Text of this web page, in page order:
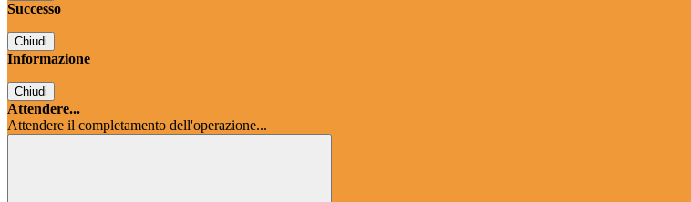
Successo
Chiudi
Informazione
Chiudi
Attendere...
Attendere il completamento dell'operazione...